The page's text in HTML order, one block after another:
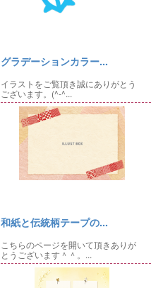
グラデーションカラー...
イラストをご覧頂き誠にありがとう
ございます。(^-^...
和紙と伝統柄テープの...
こちらのページを開いて頂きありが
とうございます＾＾。...